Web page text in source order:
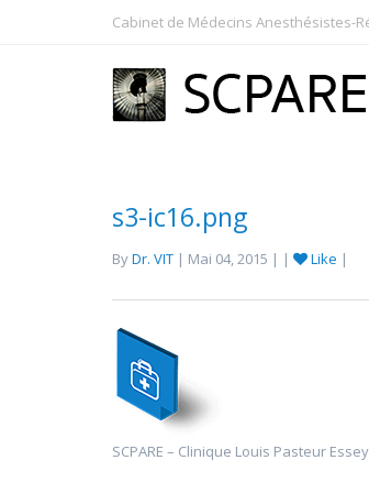
Cabinet de Médecins Anesthésistes-
s3-ic16.png
ByDr. VIT | Mai 04, 2015 | | Like |
SCPARE – Clinique Louis Pasteur